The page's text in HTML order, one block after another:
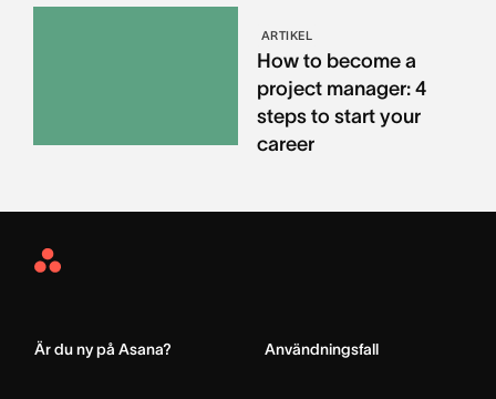
ARTIKEL
How to become a
project manager: 4
steps to start your
career
Asana
Är du ny på Asana? Användningsfall